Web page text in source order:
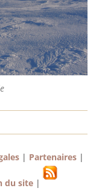
| Partenaires |
du site |